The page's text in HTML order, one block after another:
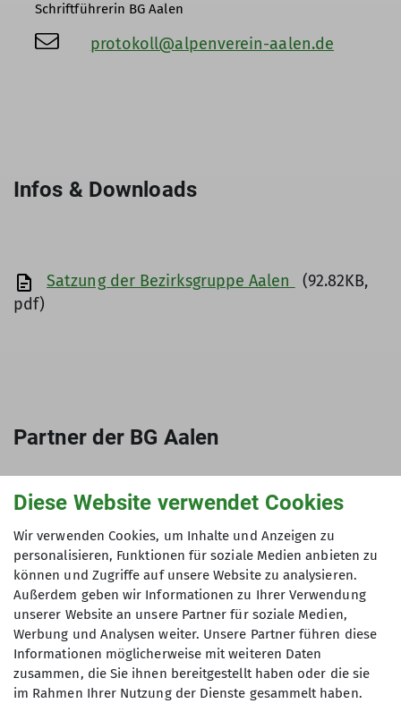
Schriftführerin BG Aalen
protokoll@alpenverein-aalen.de
Infos & Downloads
Satzung der Bezirksgruppe Aalen
(92.82KB,
pdf)
Partner der BG Aalen
Diese Website verwendet Cookies
Wir verwenden Cookies, um Inhalte und Anzeigen zu
personalisieren, Funktionen für soziale Medien anbieten zu
können und Zugriffe auf unsere Website zu analysieren.
Außerdem geben wir Informationen zu Ihrer Verwendung
unserer Website an unsere Partner für soziale Medien,
Werbung und Analysen weiter. Unsere Partner führen diese
Informationen möglicherweise mit weiteren Daten
zusammen, die Sie ihnen bereitgestellt haben oder die sie
im Rahmen Ihrer Nutzung der Dienste gesammelt haben.